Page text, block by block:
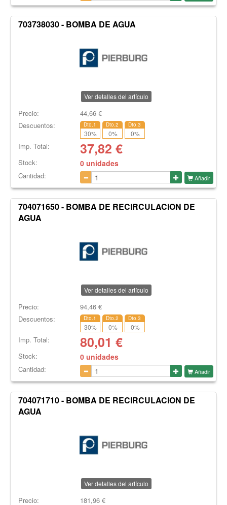
703738030 - BOMBA DE AGUA
Ver detalles del artículo
Precio: 44,66€
Descuentos:
Dto.1
30%
Dto.2
0%
Dto.3
0%
Imp. Total: 37,82 €
Stock: 0 unidades
Cantidad: Añadir
704071650 - BOMBA DE RECIRCULACION DE
AGUA
Ver detalles del artículo
Precio: 94,46€
Descuentos:
Dto.1
30%
Dto.2
0%
Dto.3
0%
Imp. Total: 80,01 €
Stock: 0 unidades
Cantidad: Añadir
704071710 - BOMBA DE RECIRCULACION DE
AGUA
Ver detalles del artículo
Precio: 181,96€